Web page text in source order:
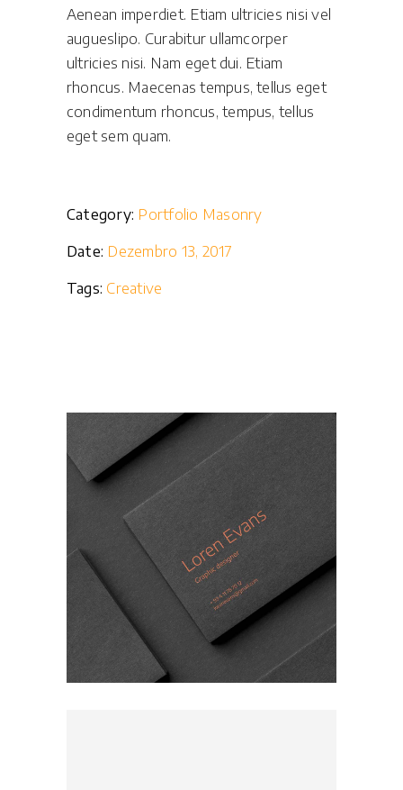
Aenean imperdiet. Etiam ultricies nisi vel
augueslipo. Curabitur ullamcorper
ultricies nisi. Nam eget dui. Etiam
rhoncus. Maecenas tempus, tellus eget
condimentum rhoncus, tempus, tellus
eget sem quam.
Category: Portfolio Masonry
Date: Dezembro 13, 2017
Tags: Creative